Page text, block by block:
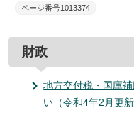
ページ番号1013374
財政
地方交付税・国庫
い（令和4年2月更新